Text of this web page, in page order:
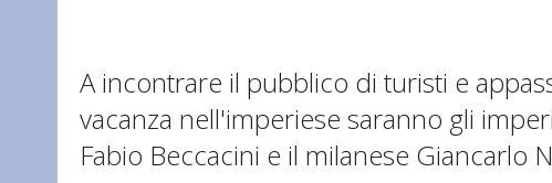
A incontrare il pubblico di turisti e
vacanza nell'imperiese saranno gli
Fabio Beccacini e il milanese Giancarlo